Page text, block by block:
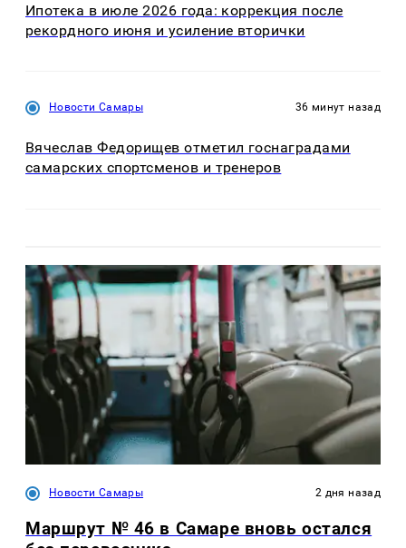
Ипотека в июле 2026 года: коррекция после
рекордного июня и усиление вторички
Новости Самары 36 минут назад
Вячеслав Федорищев отметил госнаградами
самарских спортсменов и тренеров
Новости Самары 2 дня назад
Маршрут № 46 в Самаре вновь остался